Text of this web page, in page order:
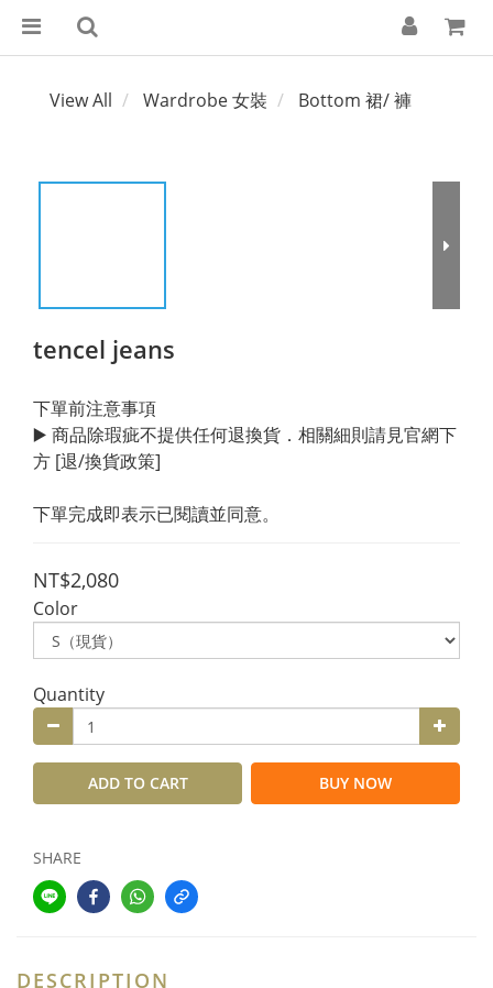
View All Wardrobe 女裝 Bottom 裙/ 褲
tencel jeans
下單前注意事項
▶️ 商品除瑕疵不提供任何退換貨．相關細則請見官網下
方 [退/換貨政策]
下單完成即表示已閱讀並同意。
NT$2,080
Color
Quantity
ADD TO CART BUY NOW
SHARE
DESCRIPTION